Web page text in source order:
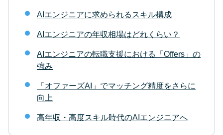
AIエンジニアに求められるスキル構成
AIエンジニアの年収相場はどれくらい？
AIエンジニアの転職支援における「Offers」の
強み
「オファーズAI」でマッチング精度をさらに
向上
高年収・高度スキル時代のAIエンジニアへ